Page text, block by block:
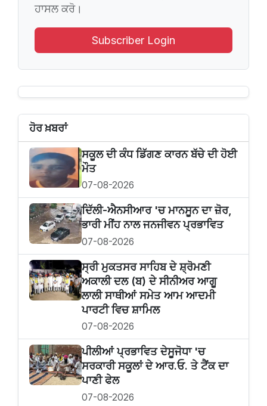
ਹਾਸਲ ਕਰੋ।
Subscriber Login
ਹੋਰ ਖ਼ਬਰਾਂ
ਸਕੂਲ ਦੀ ਕੰਧ ਡਿੱਗਣ ਕਾਰਨ ਬੱਚੇ ਦੀ ਹੋਈ
ਮੌਤ
07-08-2026
ਦਿੱਲੀ-ਐਨਸੀਆਰ 'ਚ ਮਾਨਸੂਨ ਦਾ ਜ਼ੋਰ,
ਭਾਰੀ ਮੀਂਹ ਨਾਲ ਜਨਜੀਵਨ ਪ੍ਰਭਾਵਿਤ
07-08-2026
ਸ੍ਰੀ ਮੁਕਤਸਰ ਸਾਹਿਬ ਦੇ ਸ਼੍ਰੋਮਣੀ
ਅਕਾਲੀ ਦਲ (ਬ) ਦੇ ਸੀਨੀਅਰ ਆਗੂ
ਲਾਲੀ ਸਾਥੀਆਂ ਸਮੇਤ ਆਮ ਆਦਮੀ
ਪਾਰਟੀ ਵਿਚ ਸ਼ਾਮਿਲ
07-08-2026
ਪੀਲੀਆਂ ਪ੍ਰਭਾਵਿਤ ਦੇਸੂਜੋਧਾ 'ਚ
ਸਰਕਾਰੀ ਸਕੂਲਾਂ ਦੇ ਆਰ.ਓ. ਤੇ ਟੈਂਕ ਦਾ
ਪਾਣੀ ਫੇਲ
07-08-2026